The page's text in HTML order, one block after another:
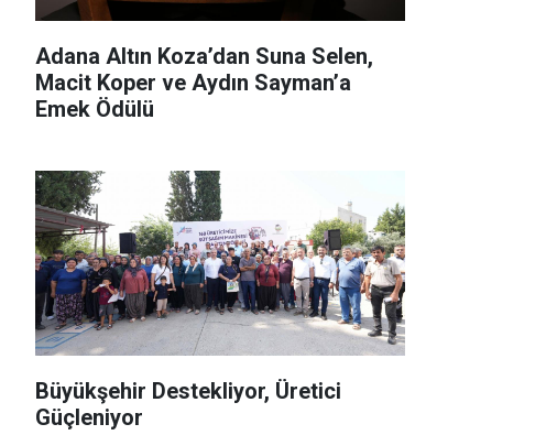
Adana Altın Koza’dan Suna Selen,
Macit Koper ve Aydın Sayman’a
Emek Ödülü
Büyükşehir Destekliyor, Üretici
Güçleniyor